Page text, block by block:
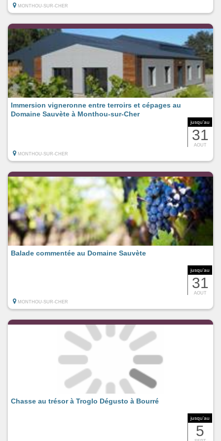
MONTHOU-SUR-CHER
jusqu'au
31
AOUT
Immersion vigneronne entre terroirs et cépages au
Domaine Sauvète à Monthou-sur-Cher
MONTHOU-SUR-CHER
jusqu'au
31
AOUT
Balade commentée au Domaine Sauvète
MONTHOU-SUR-CHER
jusqu'au
5
Chasse au trésor à Troglo Dégusto à Bourré